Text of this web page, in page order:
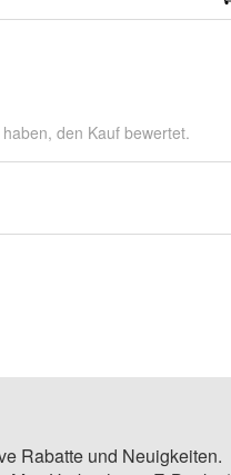
den Kauf bewertet.
Rabatte und Neuigkeiten.